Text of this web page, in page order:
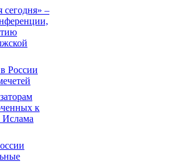
сегодня» –
России
к
Ислама